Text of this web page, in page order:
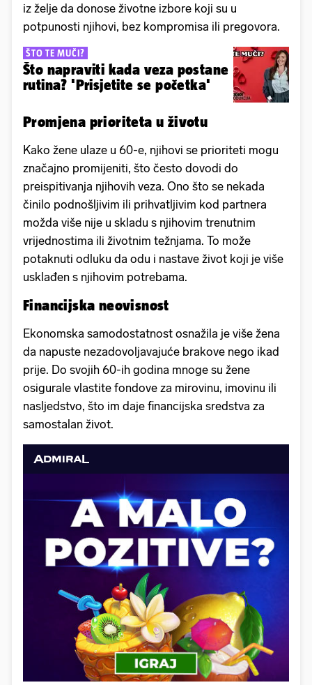
iz želje da donose životne izbore koji su u
potpunosti njihovi, bez kompromisa ili pregovora.
ŠTO TE MUČI?
Što napraviti kada veza postane
rutina? 'Prisjetite se početka'
Promjena prioriteta u životu
Kako žene ulaze u 60-e, njihovi se prioriteti mogu
značajno promijeniti, što često dovodi do
preispitivanja njihovih veza. Ono što se nekada
činilo podnošljivim ili prihvatljivim kod partnera
možda više nije u skladu s njihovim trenutnim
vrijednostima ili životnim težnjama. To može
potaknuti odluku da odu i nastave život koji je više
usklađen s njihovim potrebama.
Financijska neovisnost
Ekonomska samodostatnost osnažila je više žena
da napuste nezadovoljavajuće brakove nego ikad
prije. Do svojih 60-ih godina mnoge su žene
osigurale vlastite fondove za mirovinu, imovinu ili
nasljedstvo, što im daje financijska sredstva za
samostalan život.